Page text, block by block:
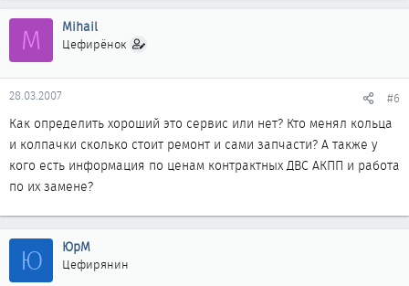
M Mihail
Цефирёнок
28.03.2007 #6
Как определить хороший это сервис или нет? Кто менял кольца
и колпачки сколько стоит ремонт и сами запчасти? А также у
кого есть информация по ценам контрактных ДВС АКПП и работа
по их замене?
Ю ЮрМ
Цефирянин